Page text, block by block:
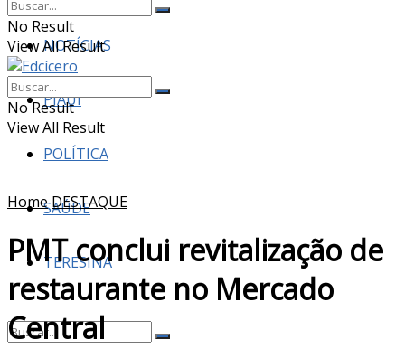
NOTÍCIAS
PIAUÍ
POLÍTICA
SAÚDE
TERESINA
No Result
View All Result
No Result
View All Result
Home DESTAQUE
PMT conclui revitalização de
restaurante no Mercado
Central